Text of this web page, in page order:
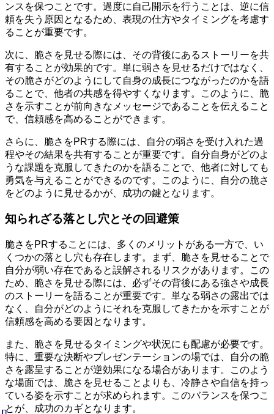
ンスを保つことです。過度に自己開示を行うことは、逆に信
頼を失う原因となるため、表現の仕方やタイミングを考慮す
ることが重要です。
次に、脆さを見せる際には、その背後にあるストーリーを共
有することが効果的です。単に弱さを見せるだけではなく、
その脆さがどのようにして自身の成長につながったのかを語
ることで、他者の共感を得やすくなります。このように、脆
さを示すことが前向きなメッセージであることを伝えること
で、信頼感を高めることができます。
さらに、脆さをPRする際には、自分の弱さを受け入れた過
程やその結果を共有することが重要です。自分自身がどのよ
うな課題を克服してきたのかを語ることで、他者に対しても
勇気を与えることができるのです。このように、自分の脆さ
をどのように見せるかが、成功の鍵となります。
知られざる落とし穴とその回避策
脆さをPRすることには、多くのメリットがある一方で、い
くつかの落とし穴も存在します。まず、脆さを見せることで
自分が弱い存在であると誤解されるリスクがあります。この
ため、脆さを見せる際には、必ずその背後にある強さや成長
のストーリーを語ることが重要です。単なる弱さの露出では
なく、自分がどのようにそれを克服してきたかを示すことが
信頼感を高める要因となります。
また、脆さを見せるタイミングや状況にも配慮が必要です。
特に、重要な決断やプレゼンテーションの場では、自分の脆
さを露呈することが逆効果になる場合があります。このよう
な場面では、脆さを見せることよりも、冷静さや自信を持っ
ている姿を示すことが求められます。このバランスを保つこ
とが、成功のカギとなります。